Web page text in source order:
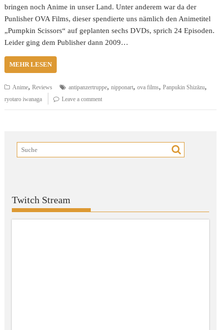
bringen noch Anime in unser Land. Unter anderem war da der
Punlisher OVA Films, dieser spendierte uns nämlich den Animetitel
„Pumpkin Scissors“ auf geplanten sechs DVDs, sprich 24 Episoden.
Leider ging dem Publisher dann 2009…
MEHR LESEN
Anime,Reviews antipanzertruppe,nipponart,ova films,Panpukin Shizāzu,
ryotaro iwanaga Leave a comment
Twitch Stream